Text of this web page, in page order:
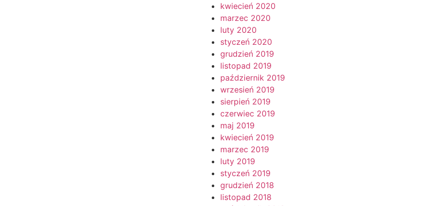
kwiecień 2020
marzec 2020
luty 2020
styczeń 2020
grudzień 2019
listopad 2019
październik 2019
wrzesień 2019
sierpień 2019
czerwiec 2019
maj 2019
kwiecień 2019
marzec 2019
luty 2019
styczeń 2019
grudzień 2018
listopad 2018